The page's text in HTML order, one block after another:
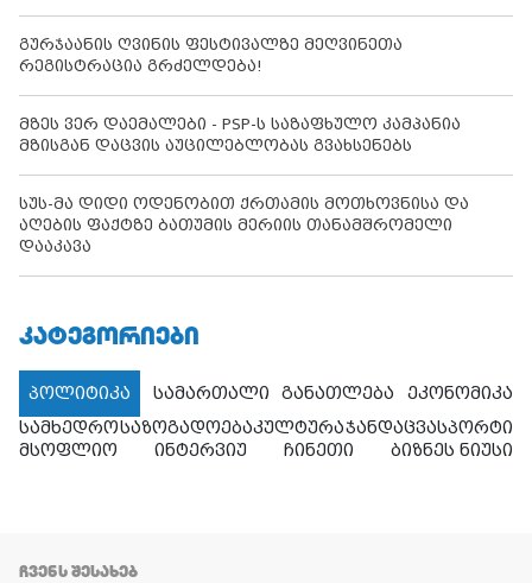
გურჯაანის ღვინის ფესტივალზე მეღვინეთა
რეგისტრაცია გრძელდება!
მზეს ვერ დაემალები - PSP-ს საზაფხულო კამპანია
მზისგან დაცვის აუცილებლობას გვახსენებს
სუს-მა დიდი ოდენობით ქრთამის მოთხოვნისა და
აღების ფაქტზე ბათუმის მერიის თანამშრომელი
დააკავა
ᲙᲐᲢᲔᲒᲝᲠᲘᲔᲑᲘ
პოლიტიკა სამართალი განათლება
ეკონომიკა
სამხედროსაზოგადოებაკულტურაჯანდაცვასპორტი
მსოფლიო
ინტერვიუ ჩინეთი ბიზნეს ნიუსი
ᲩᲕᲔᲜᲡ ᲨᲔᲡᲐᲮᲔᲑ